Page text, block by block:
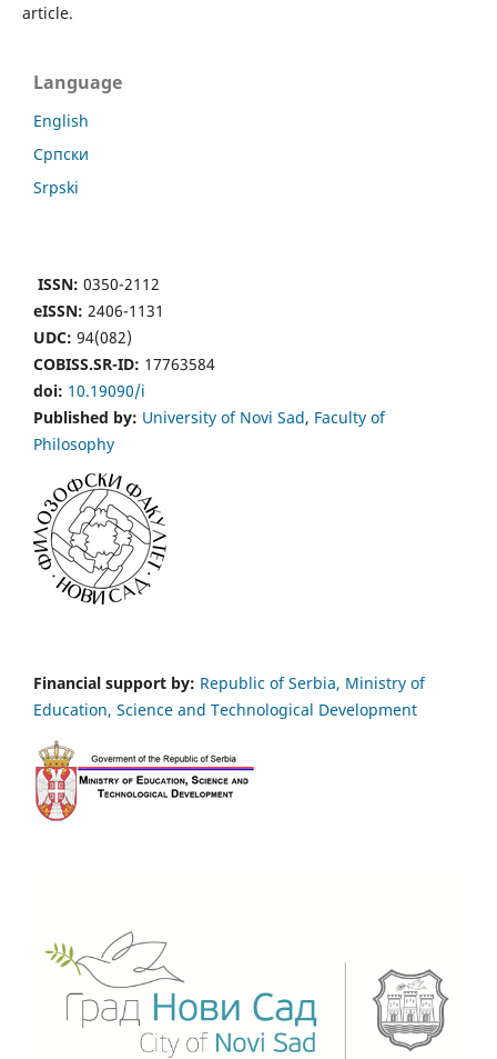
article.
Language
English
Cрпски
Srpski
ISSN: 0350-2112
eISSN: 2406-1131
UDC: 94(082)
COBISS.SR-ID: 17763584
doi: 10.19090/i
Published by: University of Novi Sad, Faculty of
Philosophy
Financial support by: Republic of Serbia, Ministry of
Education, Science and Technological Development